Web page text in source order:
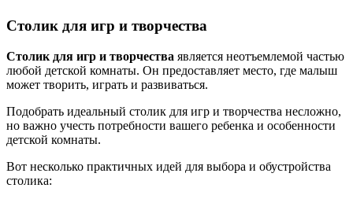
Столик для игр и творчества
Столик для игр и творчества является неотъемлемой частью
любой детской комнаты. Он предоставляет место, где малыш
может творить, играть и развиваться.
Подобрать идеальный столик для игр и творчества несложно,
но важно учесть потребности вашего ребенка и особенности
детской комнаты.
Вот несколько практичных идей для выбора и обустройства
столика: